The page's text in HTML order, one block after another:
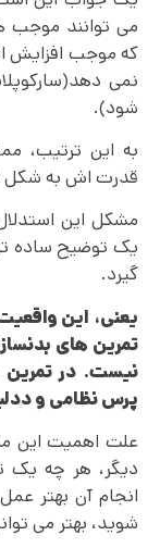
می توانند موجب
که موجب افزایش
نمی
شود).
به این ترتیب،
قدرت اش به شکل
مشکل این
یک توضیح ساده
گیرد.
یعنی، این
تمرین های
نیست. در تمرین
پرس نظامی و
علت اهمیت این
دیگر، هر چه یک
انجام آن بهتر
شوید، بهتر می